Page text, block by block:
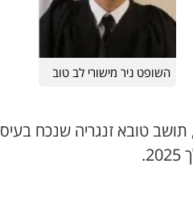
השופט ניר מישורי לב טוב
תושב טובא זנגריה שנכח